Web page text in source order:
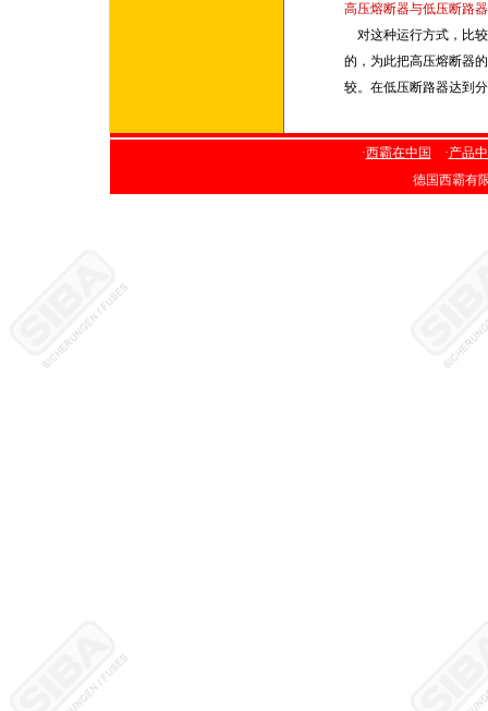
高压熔断器与低压断路
对这种运行方式，比
的，为此把高压熔断器
较。在低压断路器达到
·西霸在中国 ·产品
德国西霸有